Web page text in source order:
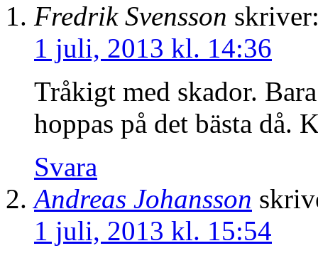
Fredrik Svensson
1 juli, 2013 kl. 14:36
Tråkigt med skador.
hoppas på det bästa då.
Svara
Andreas Johansson
1 juli, 2013 kl. 15:54